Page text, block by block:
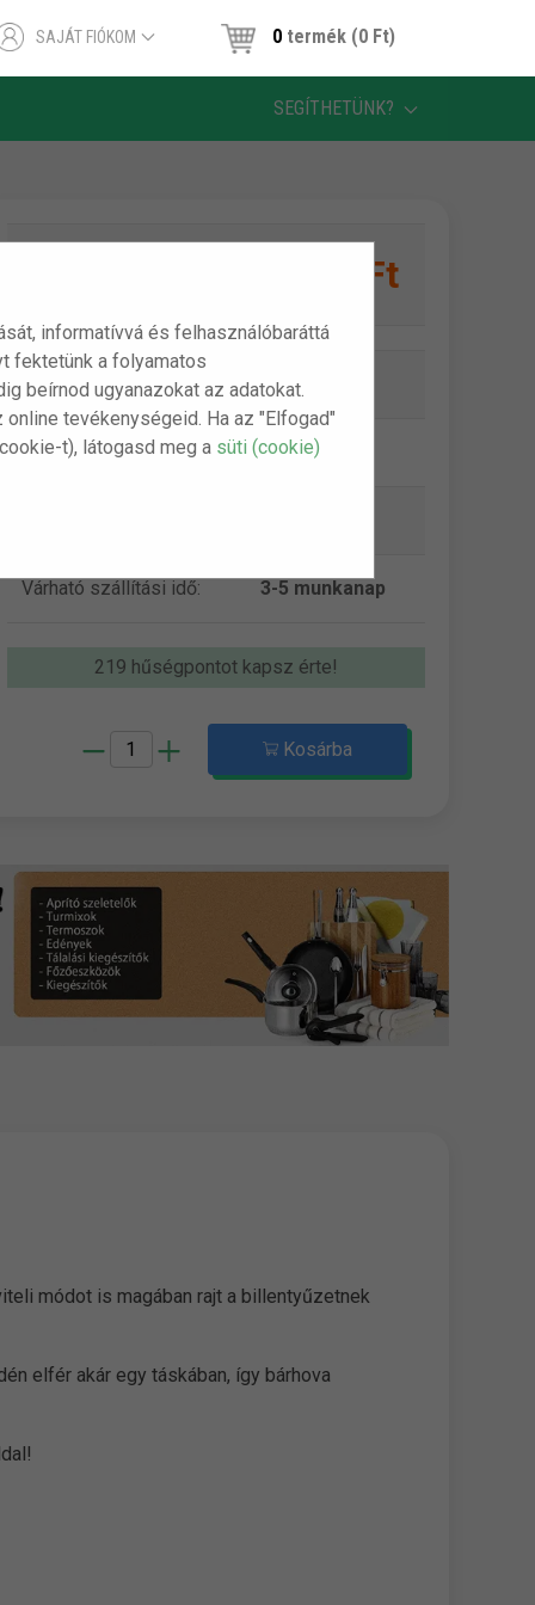
informatívvá és felhasználóbaráttá
fektetünk a folyamatos
beírnod ugyanazokat az adatokat.
tevékenységeid. Ha az "Elfogad"
t), látogasd meg a süti (cookie)
SAJÁT FIÓKOM 0termék (0 Ft)
SEGÍTHETÜNK?
7,290 Ft
Online készlet: Készleten
Szállítási díj: 990 Ft-tól
Várható szállítási idő: 3-5 munkanap
219 hűségpontot kapsz érte!
Kosárba
módot is magában rajt a billentyűzetnek
elfér akár egy táskában, így bárhova